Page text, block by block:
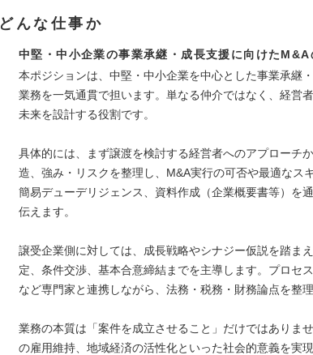
どんな仕事か
中堅・中小企業の事業承継・成長支援に向けたM&A
本ポジションは、中堅・中小企業を中心とした事業承継
業務を一気通貫で担います。単なる仲介ではなく、経営
未来を設計する役割です。
具体的には、まず譲渡を検討する経営者へのアプローチ
造、強み・リスクを整理し、M&A実行の可否や最適なス
簡易デューデリジェンス、資料作成（企業概要書等）を
伝えます。
譲受企業側に対しては、成長戦略やシナジー仮説を踏ま
定、条件交渉、基本合意締結までを主導します。プロセ
など専門家と連携しながら、法務・税務・財務論点を整
業務の本質は「案件を成立させること」だけではありま
の雇用維持、地域経済の活性化といった社会的意義を実